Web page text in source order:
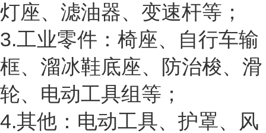
灯座、滤油器、变速杆等；
3.工业零件：椅座、自行车输
框、溜冰鞋底座、防治梭、滑
轮、电动工具组等；
4.其他：电动工具、护罩、风